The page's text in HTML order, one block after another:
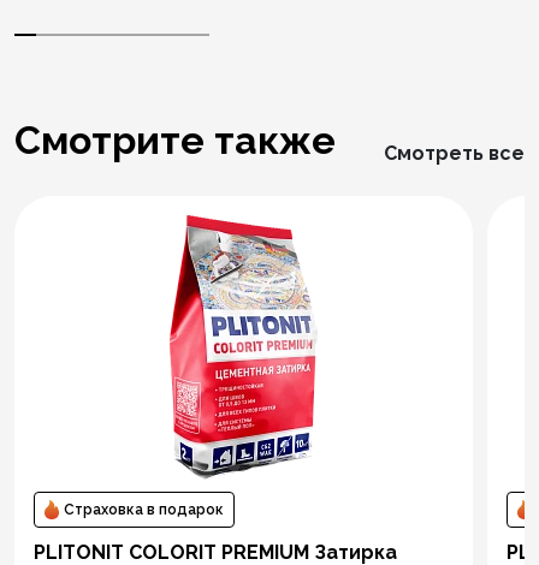
Смотрите также Смотреть все
Страховка в подарок
PLITONIT СOLORIT PREMIUM Затирка